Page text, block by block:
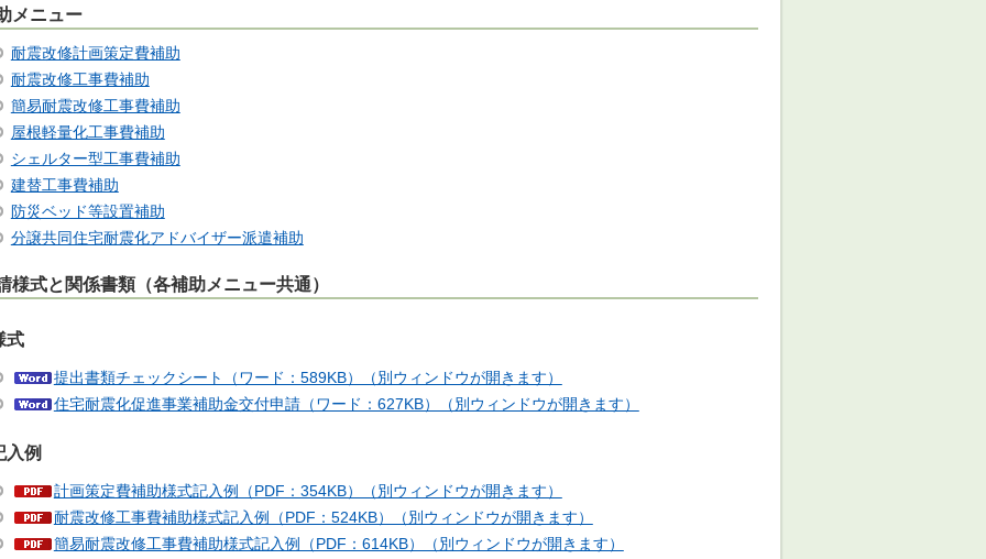
メニュー
耐震改修計画策定費補助
耐震改修工事費補助
簡易耐震改修工事費補助
屋根軽量化工事費補助
シェルター型工事費補助
建替工事費補助
防災ベッド等設置補助
分譲共同住宅耐震化アドバイザー派遣補助
様式と関係書類（各補助メニュー共通）
式
提出書類チェックシート（ワード：589KB）（別ウィンドウが開きます）
住宅耐震化促進事業補助金交付申請（ワード：627KB）（別ウィンドウが開きます）
入例
計画策定費補助様式記入例（PDF：354KB）（別ウィンドウが開きます）
耐震改修工事費補助様式記入例（PDF：524KB）（別ウィンドウが開きます）
簡易耐震改修工事費補助様式記入例（PDF：614KB）（別ウィンドウが開きます）